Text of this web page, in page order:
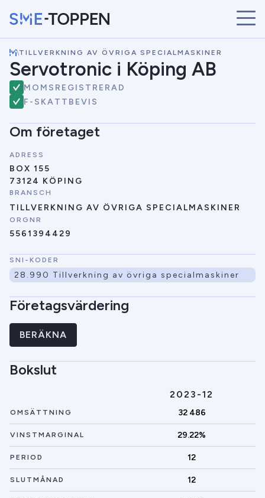
START
ÅRETS VINNARE
BRANSCHER
SÖK
NYHETER
\TILLVERKNING AV ÖVRIGA SPECIALMASKINER
Servotronic i Köping AB
MOMSREGISTRERAD
F-SKATTBEVIS
Om företaget
ADRESS
BOX 155
73124 KÖPING
BRANSCH
TILLVERKNING AV ÖVRIGA SPECIALMASKINER
ORGNR
5561394429
SNI-KODER
28.990 Tillverkning av övriga specialmaskiner
Företagsvärdering
BERÄKNA
Bokslut
2023-12
OMSÄTTNING 32 486
VINSTMARGINAL 29.22%
PERIOD 12
SLUTMÅNAD 12